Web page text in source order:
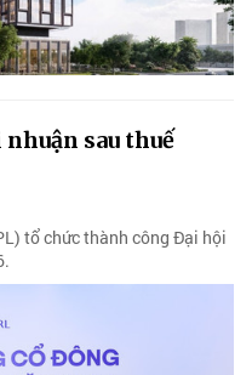
sau thuế
tổ chức thành công Đại hội